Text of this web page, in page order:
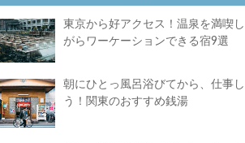
東京から好アクセス！温泉を満喫
がらワーケーションできる宿9選
朝にひとっ風呂浴びてから、仕事し
う！関東のおすすめ銭湯